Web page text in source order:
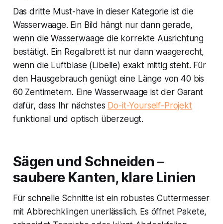
Das dritte Must-have in dieser Kategorie ist die
Wasserwaage. Ein Bild hängt nur dann gerade,
wenn die Wasserwaage die korrekte Ausrichtung
bestätigt. Ein Regalbrett ist nur dann waagerecht,
wenn die Luftblase (Libelle) exakt mittig steht. Für
den Hausgebrauch genügt eine Länge von 40 bis
60 Zentimetern. Eine Wasserwaage ist der Garant
dafür, dass Ihr nächstes Do-it-Yourself-Projekt
funktional und optisch überzeugt.
Sägen und Schneiden –
saubere Kanten, klare Linien
Für schnelle Schnitte ist ein robustes Cuttermesser
mit Abbrechklingen unerlässlich. Es öffnet Pakete,